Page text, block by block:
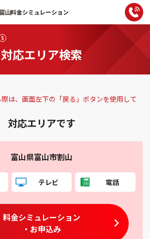
料金シミュレーション
対応エリア検索
5
は、画面左下の「戻る」ボタンを使用して
対応エリアです
富山県富山市割山
テレビ 電話
料金シミュレーション
・お申込み